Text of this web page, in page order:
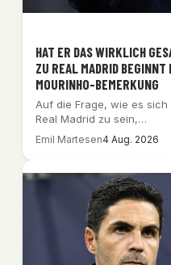
HAT ER DAS WIRKLICH
ZU REAL MADRID
MOURINHO-BEMERKUNG
Auf die Frage, wie es
Real Madrid zu sein,…
Emil Martesen4 Aug. 2026